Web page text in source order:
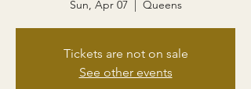
Sun, Apr 07
  |
Queens
Tickets are not on sale
See other events